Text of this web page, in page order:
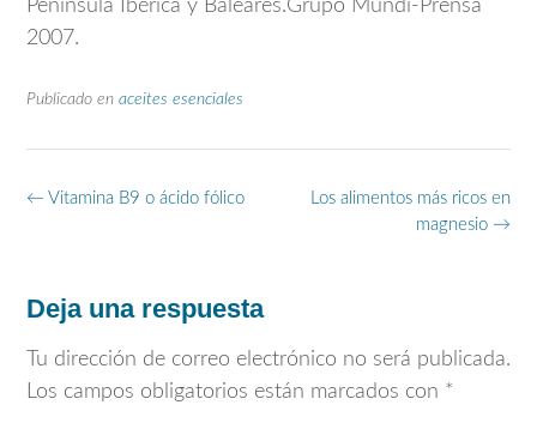
Península Ibérica y Baleares.Grupo Mundi-Prensa
2007.
Publicado en aceites esenciales
Navegación
Los alimentos más ricos en
magnesio →
← Vitamina B9 o ácido fólico
Deja una respuesta
Tu dirección de correo electrónico no será publicada.
Los campos obligatorios están marcados con *